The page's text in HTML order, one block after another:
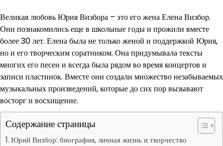
Великая любовь Юрия Визбора – это его жена Елена Визбор.
Они познакомились еще в школьные годы и прожили вместе
более 30 лет. Елена была не только женой и поддержкой Юрия,
но и его творческим соратником. Она придумывала тексты
многих его песен и всегда была рядом во время концертов и
записи пластинок. Вместе они создали множество незабываемых
музыкальных произведений, которые до сих пор вызывают
восторг и восхищение.
Содержание страницы
Юрий Визбор: биография, личная жизнь и творчество